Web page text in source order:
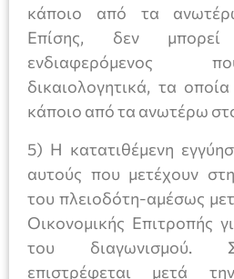
κάποιο από τα
Επίσης, δεν μπορεί
ενδιαφερόμενος
δικαιολογητικά, τα
κάποιο από τα ανωτέρω
5) Η κατατιθέμενη
αυτούς που μετέχουν
του πλειοδότη-αμέσως
Οικονομικής Επιτροπής
του διαγωνισμού.
επιστρέφεται μετά